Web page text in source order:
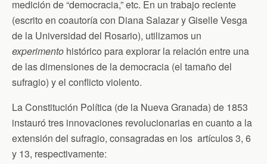
medición de “democracia,” etc. En un trabajo reciente
(escrito en coautoría con Diana Salazar y Giselle Vesga
de la Universidad del Rosario), utilizamos un
experimento histórico para explorar la relación entre una
de las dimensiones de la democracia (el tamaño del
sufragio) y el conflicto violento.
La Constitución Política (de la Nueva Granada) de 1853
instauró tres innovaciones revolucionarias en cuanto a la
extensión del sufragio, consagradas en los artículos 3, 6
y 13, respectivamente: